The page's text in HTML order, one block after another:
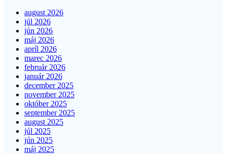
august 2026
júl 2026
jún 2026
máj 2026
apríl 2026
marec 2026
február 2026
január 2026
december 2025
november 2025
október 2025
september 2025
august 2025
júl 2025
jún 2025
máj 2025